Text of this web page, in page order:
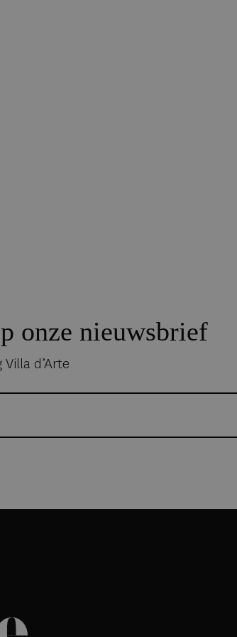
onze nieuwsbrief
d’Arte